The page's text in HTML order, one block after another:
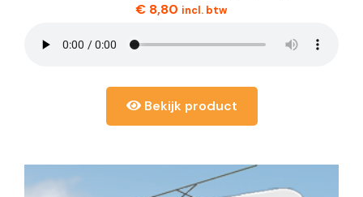
€ 8,80 incl. btw
Bekijk product